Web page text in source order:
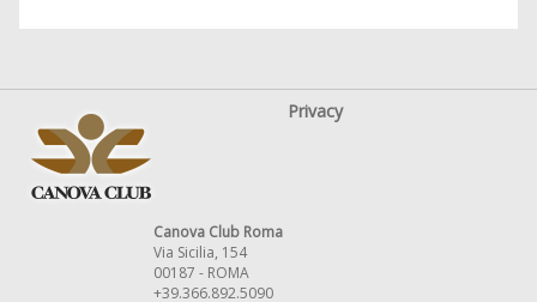
Privacy
Canova Club Roma
Via Sicilia, 154
00187 - ROMA
+39.366.892.5090